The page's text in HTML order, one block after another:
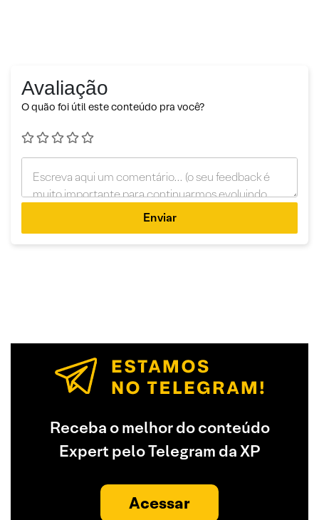
Avaliação
O quão foi útil este conteúdo pra você?
Enviar
Receba o melhor do conteúdo
Expert pelo Telegram da XP
Acessar